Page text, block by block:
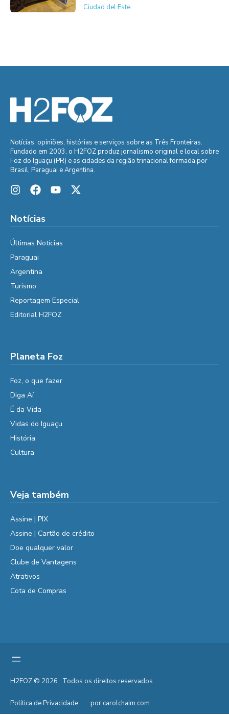
Ciudad del Este
Notícias, opiniões, histórias e serviços sobre as Três Fronteiras.
Fundado em 2003, o H2FOZ produz jornalismo original e local sobre
Foz do Iguaçu (PR) e as cidades da região trinacional formada por
Brasil, Paraguai e Argentina.
Notícias
Últimas Notícias
Paraguai
Argentina
Turismo
Reportagem Especial
Editorial H2FOZ
Planeta Foz
Foz, o que fazer
Diga Aí
É da Vida
Vidas do Iguaçu
História
Cultura
Veja também
Assine | PIX
Assine | Cartão de crédito
Doe qualquer valor
Clube de Vantagens
Atrativos
Cota de Compras
H2FOZ © 2026 . Todos os direitos reservados
Política de Privacidade por carolchaim.com